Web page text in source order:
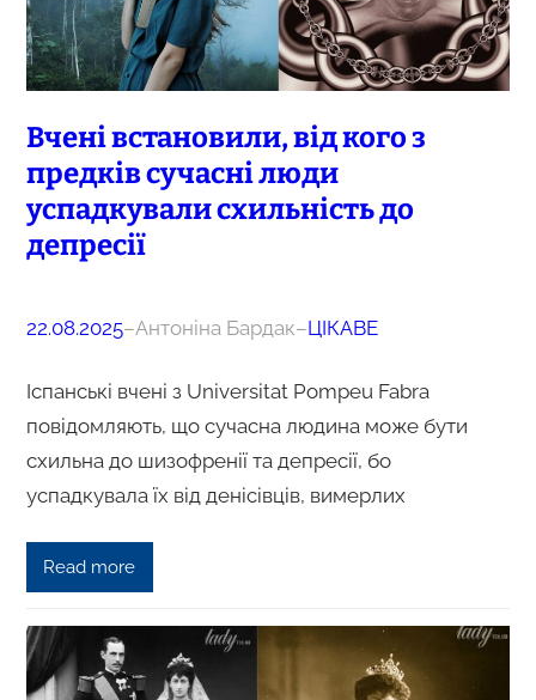
Вчені встановили, від кого з
предків сучасні люди
успадкували схильність до
депресії
22.08.2025–Антоніна Бардак–ЦІКАВЕ
Іспанські вчені з Universitat Pompeu Fabra
повідомляють, що сучасна людина може бути
схильна до шизофренії та депресії, бо
успадкувала їх від денісівців, вимерлих
Read more